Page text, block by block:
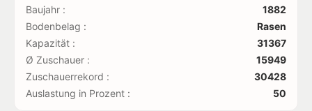
Baujahr :
1882
Bodenbelag :
Rasen
Kapazität :
31367
Ø Zuschauer :
15949
Zuschauerrekord :
30428
Auslastung in Prozent :
50